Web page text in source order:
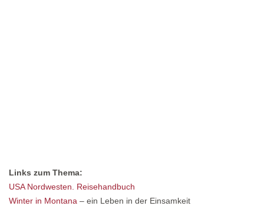
Links zum Thema:
USA Nordwesten. Reisehandbuch
Winter in Montana – ein Leben in der Einsamkeit